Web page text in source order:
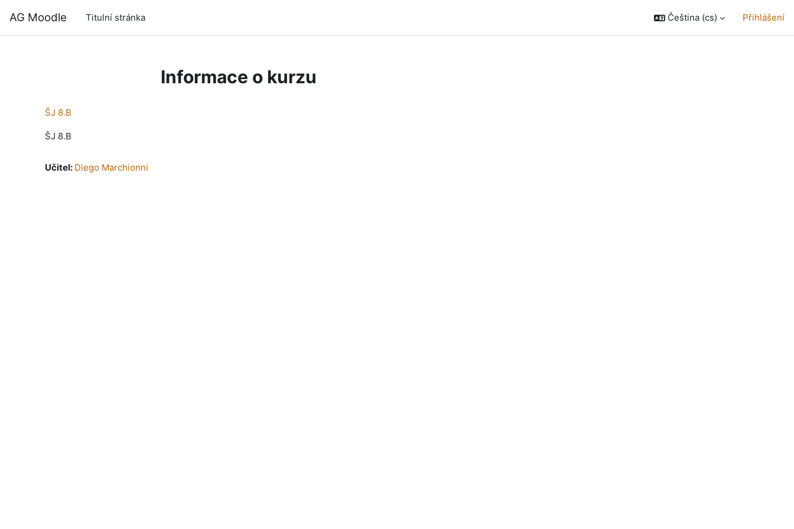
AG Moodle Titulní stránka Čeština ‎(cs)‎ Přihlášení
Informace o kurzu
ŠJ 8.B
ŠJ 8.B
Učitel: Diego Marchionni